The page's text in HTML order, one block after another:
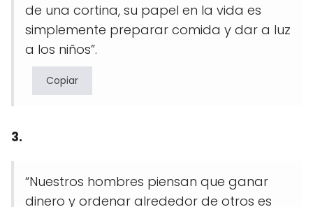
de una cortina, su papel en la vida es
simplemente preparar comida y dar a luz
a los niños”.
Copiar
3.
“Nuestros hombres piensan que ganar
dinero y ordenar alrededor de otros es